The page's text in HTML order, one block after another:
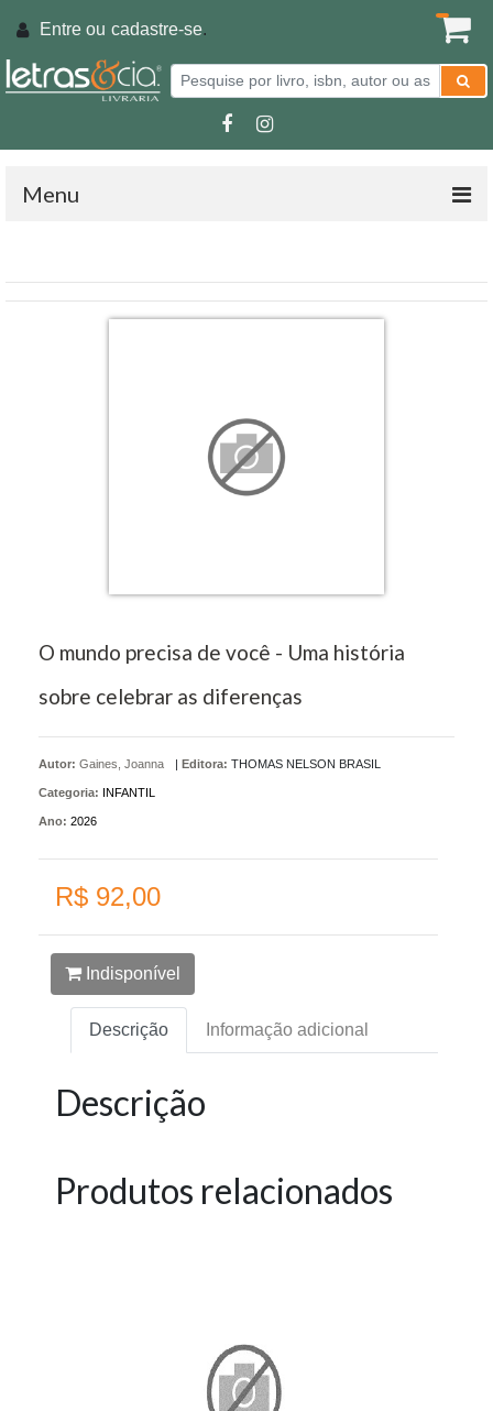
Entre ou cadastre-se.
Menu
O mundo precisa de você - Uma história
sobre celebrar as diferenças
Autor: Gaines, Joanna | Editora: THOMAS NELSON BRASIL
Categoria: INFANTIL
Ano: 2026
R$ 92,00
Indisponível
Descrição Informação adicional
Descrição
Produtos relacionados